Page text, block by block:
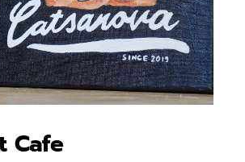
Cafe